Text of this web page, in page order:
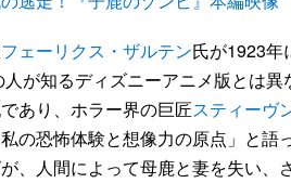
フェーリクス・ザルテン氏が1923年
人が知るディズニーアニメ版とは
あり、ホラー界の巨匠スティーヴ
の恐怖体験と想像力の原点」と語
、人間によって母鹿と妻を失い、